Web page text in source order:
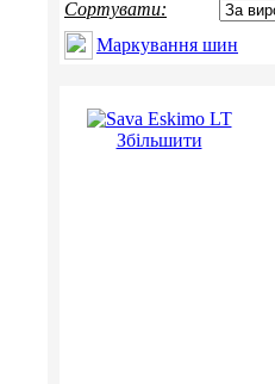
Сортувати:
Маркування шин
Збільшити